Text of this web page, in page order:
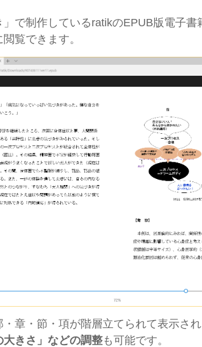
で制作しているratikのEPUB版電子書
覧できます。
・章・節・項が階層立てられて表示され
大きさ」などの調整も可能です。